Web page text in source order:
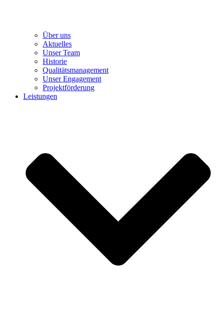
Über uns
Aktuelles
Unser Team
Historie
Qualitätsmanagement
Unser Engagement
Projektförderung
Leistungen